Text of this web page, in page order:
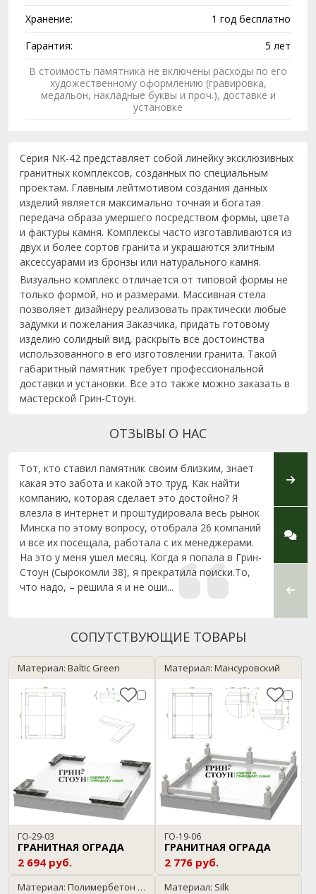
Хранение:
1 год бесплатно
Гарантия:
5 лет
В стоимость памятника не включены расходы по его
художественному оформлению (гравировка,
медальон, накладные буквы и проч.), доставке и
установке
Серия NK-42 представляет собой линейку эксклюзивных
гранитных комплексов, созданных по специальным
проектам. Главным лейтмотивом создания данных
изделий является максимально точная и богатая
передача образа умершего посредством формы, цвета
и фактуры камня. Комплексы часто изготавливаются из
двух и более сортов гранита и украшаются элитным
аксессуарами из бронзы или натурального камня.
Визуально комплекс отличается от типовой формы не
только формой, но и размерами. Массивная стела
позволяет дизайнеру реализовать практически любые
задумки и пожелания Заказчика, придать готовому
изделию солидный вид, раскрыть все достоинства
использованного в его изготовлении гранита. Такой
габаритный памятник требует профессиональной
доставки и установки. Все это также можно заказать в
мастерской Грин-Стоун.
ОТЗЫВЫ О НАС
Тот, кто ставил памятник своим близким, знает
какая это забота и какой это труд. Как найти
компанию, которая сделает это достойно? Я
влезла в интернет и проштудировала весь рынок
Минска по этому вопросу, отобрала 26 компаний
и все их посещала, работала с их менеджерами.
На это у меня ушел месяц. Когда я попала в Грин-
Стоун (Сырокомли 38), я прекратила поиски.То,
что надо, – решила я и не оши...
и
СОПУТСТВУЮЩИЕ ТОВАРЫ
Материал: Baltic Green
ГО-29-03
ГРАНИТНАЯ ОГРАДА
2 694 руб.
Материал: Мансуровский
ГО-19-06
ГРАНИТНАЯ ОГРАДА
2 776 руб.
Материал: Полимербетон / бронза Материал: Silk